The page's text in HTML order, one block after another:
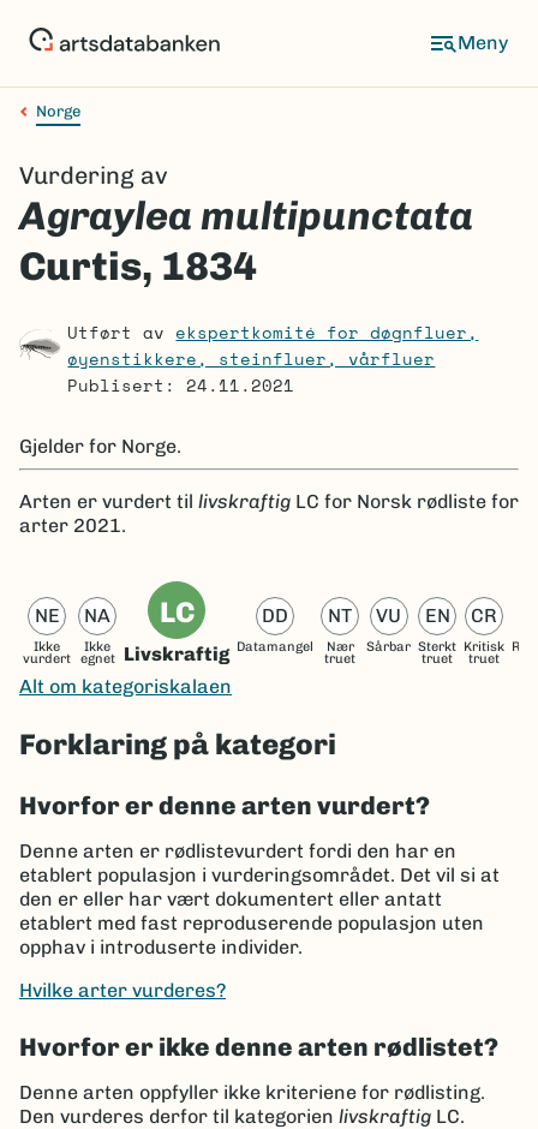
Meny
Navigasjonssti
Norge
Vurdering av
Agraylea multipunctata
Curtis, 1834
Utført av ekspertkomité for døgnfluer,
øyenstikkere, steinfluer, vårfluer
Publisert: 24.11.2021
Gjelder for Norge.
Arten er vurdert til livskraftig LC for Norsk rødliste for
arter 2021.
NE
Ikke
vurdert
NA
Ikke
egnet
LC
Livskraftig
DD
Datamangel
NT
Nær
truet
VU
Sårbar
EN
Sterkt
truet
CR
Kritisk
truet
Alt om kategoriskalaen
Forklaring på kategori
Hvorfor er denne arten vurdert?
Denne arten er rødlistevurdert fordi den har en
etablert populasjon i vurderingsområdet. Det vil si at
den er eller har vært dokumentert eller antatt
etablert med fast reproduserende populasjon uten
opphav i introduserte individer.
Hvilke arter vurderes?
Hvorfor er ikke denne arten rødlistet?
Denne arten oppfyller ikke kriteriene for rødlisting.
Den vurderes derfor til kategorien livskraftig LC.